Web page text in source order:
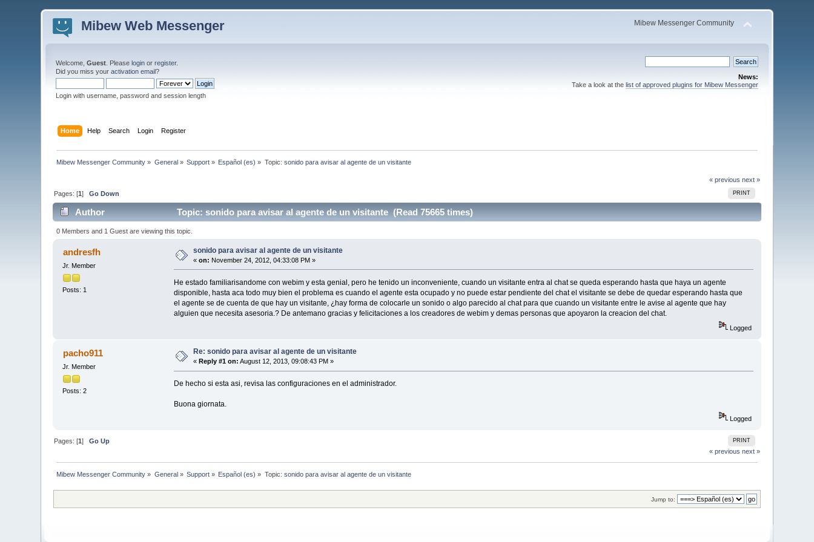
Mibew Web Messenger Mibew Messenger Community
Welcome,Guest . Pleaselogin orregister.
Did you miss youractivation email?
Login with username, password and session length
News:
Take a look at the list of approved plugins for Mibew Messenger
Home Help Search Login Register
Mibew Messenger Community » General» Support » Español (es) » Topic: sonido para avisar al agente de un visitante
« previous next »
PRINT
Pages: [1]Go Down
Author Topic: sonido para avisar al agente de un visitante (Read 75665 times)
0 Members and 1 Guest are viewing this topic.
andresfh
Jr. Member
Posts: 1
sonido para avisar al agente de un visitante
«on: November 24, 2012, 04:33:08 PM »
He estado familiarisandome con webim y esta genial, pero he tenido un inconveniente, cuando un visitante entra al chat se queda esperando hasta que haya un agente
disponible, hasta aca todo muy bien el problema es cuando el agente esta ocupado y no puede estar pendiente del chat el visitante se debe de quedar esperando hasta que
el agente se de cuenta de que hay un visitante, ¿hay forma de colocarle un sonido o algo parecido al chat para que cuando un visitante entre le avise al agente que hay
alguien que necesita asesoria.? De antemano gracias y felicitaciones a los creadores de webim y demas personas que apoyaron la creacion del chat.
Logged
pacho911
Jr. Member
Posts: 2
Re: sonido para avisar al agente de un visitante
«Reply #1 on: August 12, 2013, 09:08:43 PM »
De hecho si esta asi, revisa las configuraciones en el administrador.
Buona giornata.
Logged
PRINT
Pages: [1]Go Up
« previous next »
Mibew Messenger Community » General» Support » Español (es) » Topic: sonido para avisar al agente de un visitante
Jump to: